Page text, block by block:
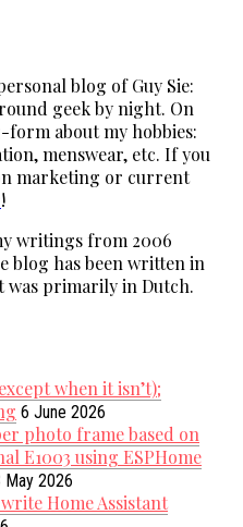
blog of Guy Sie:
geek by night. On
about my hobbies:
menswear, etc. If you
marketing or current
!
writings from 2006
blog has been written in
primarily in Dutch.
when it isn’t);
6 June 2026
photo frame based on
E1003 using ESPHome
May 2026
Home Assistant